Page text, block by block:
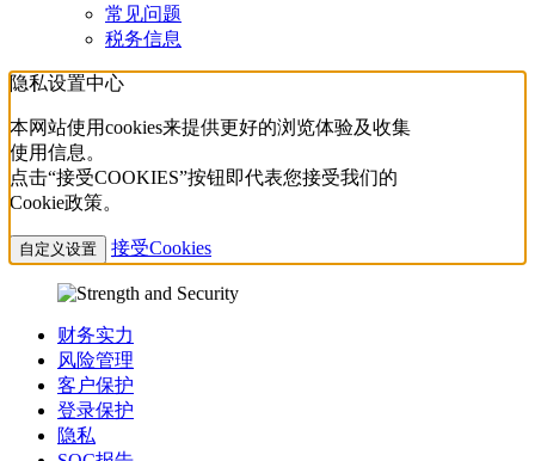
常见问题
税务信息
隐私设置中心
本网站使用cookies来提供更好的浏览体验及收集
使用信息。
点击“接受COOKIES”按钮即代表您接受我们的
Cookie政策。
自定义设置 接受Cookies
财务实力
风险管理
客户保护
登录保护
隐私